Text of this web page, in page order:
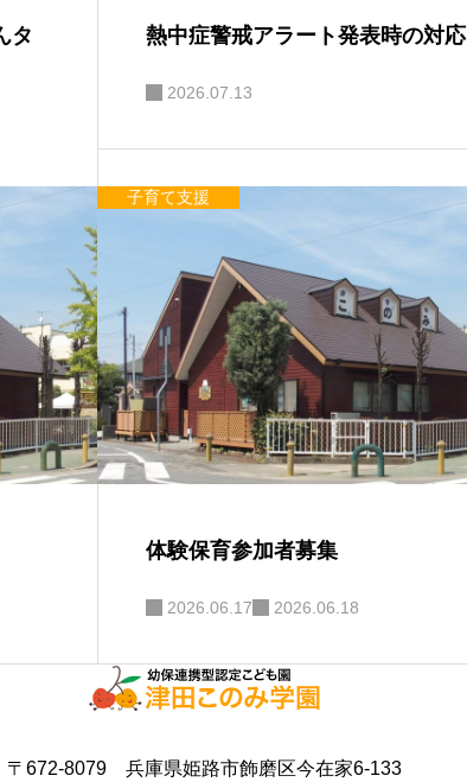
タ
熱中症警戒アラート発表時の対応
2026.07.13
子育て支援
体験保育参加者募集
2026.06.17 2026.06.18
〒672-8079 兵庫県姫路市飾磨区今在家6-133